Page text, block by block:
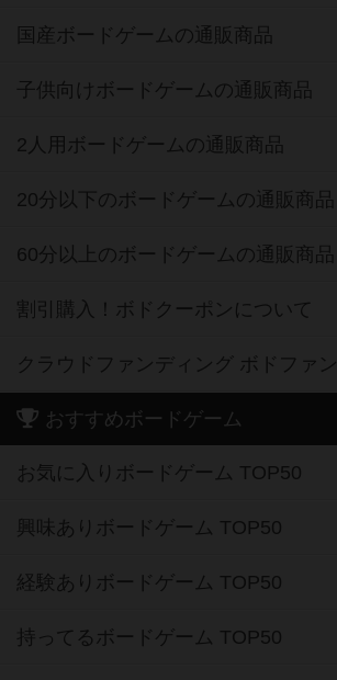
国産ボードゲームの通販商品
子供向けボードゲームの通販商品
2人用ボードゲームの通販商品
20分以下のボードゲームの通販商品
60分以上のボードゲームの通販商品
割引購入！ボドクーポンについて
クラウドファンディング ボドファン
おすすめボードゲーム
お気に入りボードゲーム TOP50
興味ありボードゲーム TOP50
経験ありボードゲーム TOP50
持ってるボードゲーム TOP50